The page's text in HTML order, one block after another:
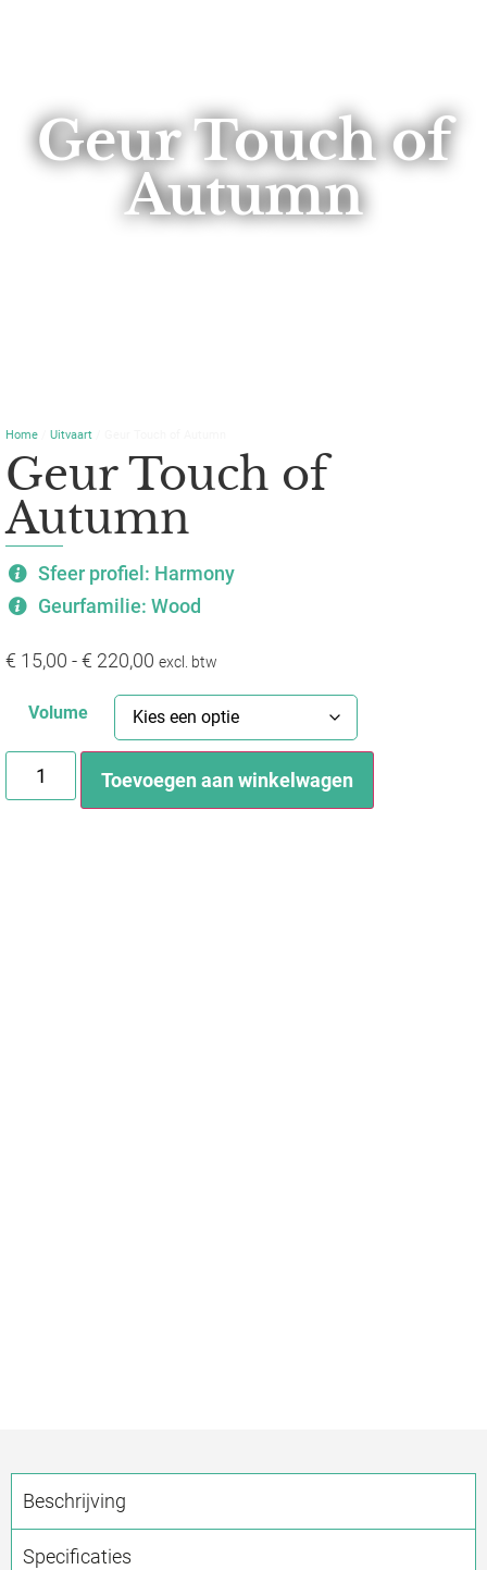
Geur Touch of
Autumn
Home Uitvaart
Geur Touch of
Autumn
Sfeer profiel: Harmony
Geurfamilie: Wood
€ 15,00 -€ 220,00 excl. btw
Volume
Toevoegen aan winkelwagen
Beschrijving
Specificaties